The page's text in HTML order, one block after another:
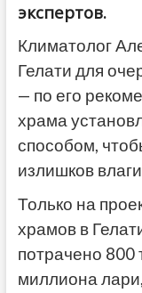
экспертов.
Климатолог
Гелати для
— по его
храма
способом,
излишков
Только на
храмов в
потрачено 800
миллиона